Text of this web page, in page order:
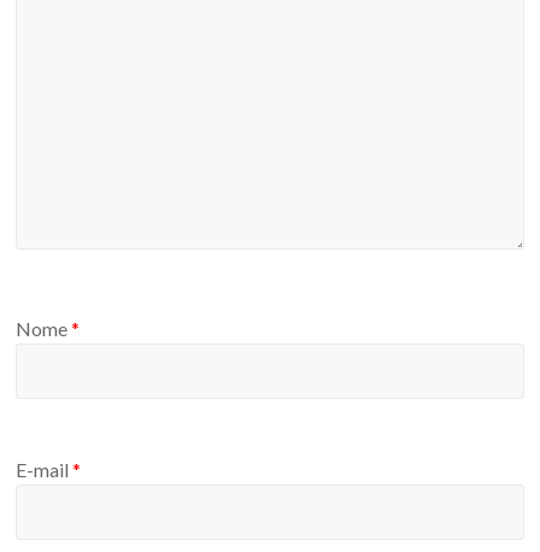
Nome*
E-mail*